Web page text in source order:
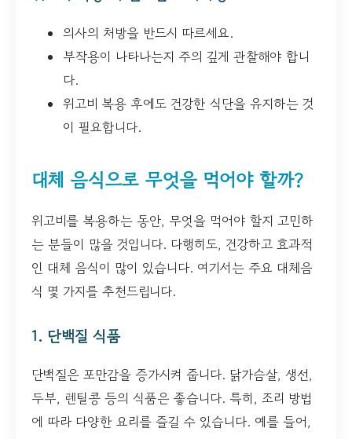
의사의 처방을 반드시 따르세요.
부작용이 나타나는지 주의 깊게 관찰해야 합니
다.
위고비 복용 후에도 건강한 식단을 유지하는 것
이 필요합니다.
대체 음식으로 무엇을 먹어야 할까?
위고비를 복용하는 동안, 무엇을 먹어야 할지 고민하
는 분들이 많을 것입니다. 다행히도, 건강하고 효과적
인 대체 음식이 많이 있습니다. 여기서는 주요 대체음
식 몇 가지를 추천드립니다.
1. 단백질 식품
단백질은 포만감을 증가시켜 줍니다. 닭가슴살, 생선,
두부, 렌틸콩 등의 식품은 좋습니다. 특히, 조리 방법
에 따라 다양한 요리를 즐길 수 있습니다. 예를 들어,